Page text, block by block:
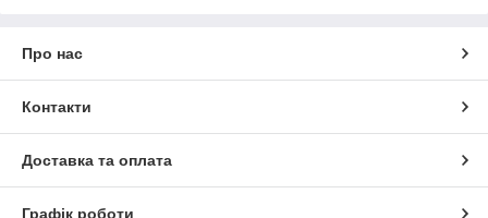
Про нас
Контакти
Доставка та оплата
Графік роботи